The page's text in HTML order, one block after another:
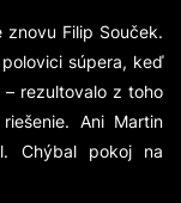
Filip Souček.
súpera, keď
rezultovalo z toho
Ani Martin
Chýbal pokoj na